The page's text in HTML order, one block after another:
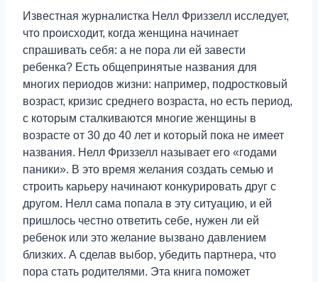
Известная журналистка Нелл Фриззелл исследует,
что происходит, когда женщина начинает
спрашивать себя: а не пора ли ей завести
ребенка? Есть общепринятые названия для
многих периодов жизни: например, подростковый
возраст, кризис среднего возраста, но есть период,
с которым сталкиваются многие женщины в
возрасте от 30 до 40 лет и который пока не имеет
названия. Нелл Фриззелл называет его «годами
паники». В это время желания создать семью и
строить карьеру начинают конкурировать друг с
другом. Нелл сама попала в эту ситуацию, и ей
пришлось честно ответить себе, нужен ли ей
ребенок или это желание вызвано давлением
близких. А сделав выбор, убедить партнера, что
пора стать родителями. Эта книга поможет